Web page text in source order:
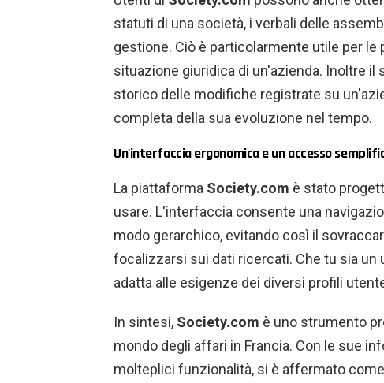
statuti di una società, i verbali delle
gestione. Ciò è particolarmente utile per le
situazione giuridica di un'azienda. Inoltre
storico delle modifiche registrate su
completa della sua evoluzione nel tempo.
Un'interfaccia ergonomica e un accesso
La piattaforma Society.com è stato
usare. L'interfaccia consente una
modo gerarchico, evitando così il
focalizzarsi sui dati ricercati. Che tu sia un
adatta alle esigenze dei diversi profili
In sintesi, Society.com è uno strumento
mondo degli affari in Francia. Con le sue
molteplici funzionalità, si è affermato